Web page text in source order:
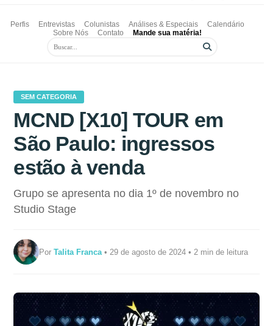
Perfis Entrevistas Colunistas Análises & Especiais
Calendário
Sobre Nós
Contato Mande sua matéria!
SEM CATEGORIA
MCND [X10] TOUR em
São Paulo: ingressos
estão à venda
Grupo se apresenta no dia 1º de novembro no
Studio Stage
PorTalita Franca • 29 de agosto de 2024 • 2 min de leitura